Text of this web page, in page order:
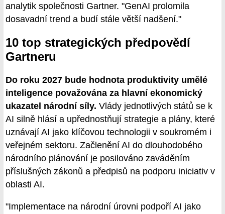
analytik společnosti Gartner. "GenAI prolomila
dosavadní trend a budí stále větší nadšení."
10 top strategických předpovědí
Gartneru
Do roku 2027 bude hodnota produktivity umělé
inteligence považována za hlavní ekonomický
ukazatel národní síly. Vlády jednotlivých států se k
AI silně hlásí a upřednostňují strategie a plány, které
uznávají AI jako klíčovou technologii v soukromém i
veřejném sektoru. Začlenění AI do dlouhodobého
národního plánování je posilováno zaváděním
příslušných zákonů a předpisů na podporu iniciativ v
oblasti AI.
"Implementace na národní úrovni podpoří AI jako